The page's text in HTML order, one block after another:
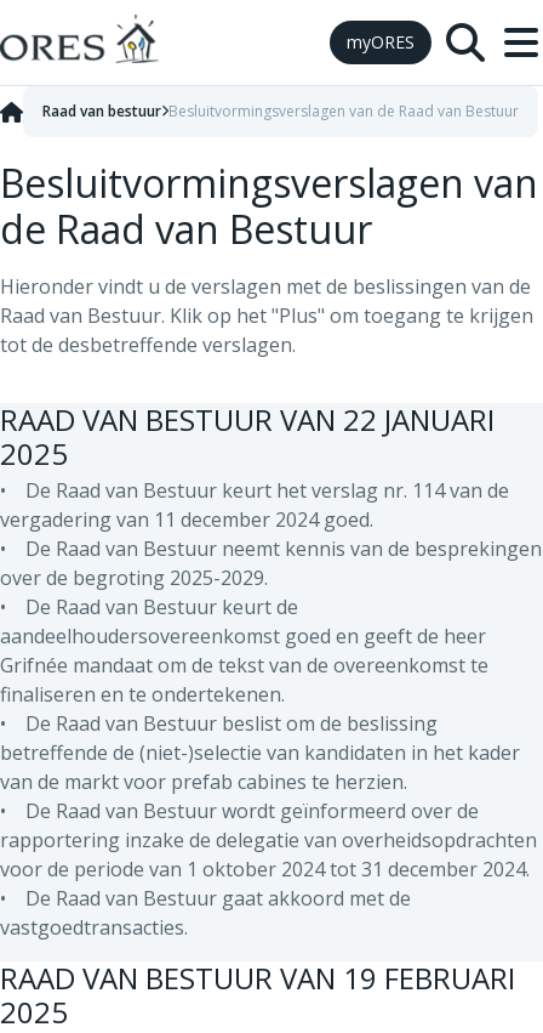
Skip to Content
myORES
Besluitvormingsverslagen van
de Raad van Bestuur
Hieronder vindt u de verslagen met de beslissingen van de
Raad van Bestuur. Klik op het "Plus" om toegang te krijgen
tot de desbetreffende verslagen.
Raad van bestuur Besluitvormingsverslagen van de Raad van Bestuur
RAAD VAN BESTUUR VAN 22 JANUARI
2025
• De Raad van Bestuur keurt het verslag nr. 114 van de
vergadering van 11 december 2024 goed.
• De Raad van Bestuur neemt kennis van de besprekingen
over de begroting 2025-2029.
• De Raad van Bestuur keurt de
aandeelhoudersovereenkomst goed en geeft de heer
Grifnée mandaat om de tekst van de overeenkomst te
finaliseren en te ondertekenen.
• De Raad van Bestuur beslist om de beslissing
betreffende de (niet-)selectie van kandidaten in het kader
van de markt voor prefab cabines te herzien.
• De Raad van Bestuur wordt geïnformeerd over de
rapportering inzake de delegatie van overheidsopdrachten
voor de periode van 1 oktober 2024 tot 31 december 2024.
• De Raad van Bestuur gaat akkoord met de
vastgoedtransacties.
RAAD VAN BESTUUR VAN 19 FEBRUARI
2025